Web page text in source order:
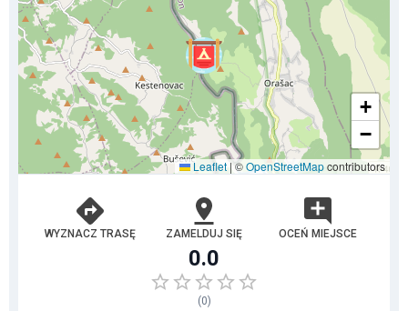
+
−
Leaflet |©OpenStreetMapcontributors
WYZNACZ TRASĘ ZAMELDUJ SIĘ OCEŃ MIEJSCE
0.0
(0)